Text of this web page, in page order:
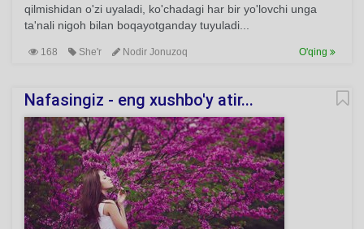
qilmishidan o'zi uyaladi, ko'chadagi har bir yo'lovchi unga
ta'nali nigoh bilan boqayotganday tuyuladi...
168 She'r Nodir Jonuzoq O'qing
Nafasingiz - eng xushbo'y atir...